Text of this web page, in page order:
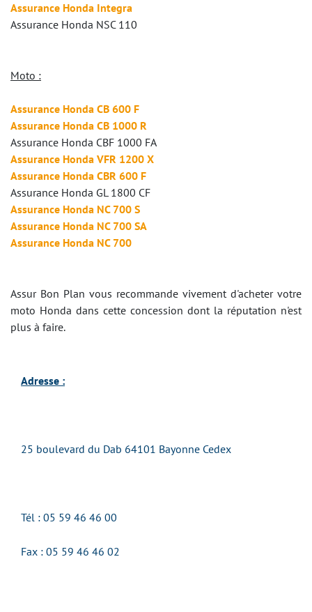
Assurance Honda Integra
Assurance Honda NSC 110
Moto :
Assurance Honda CB 600 F
Assurance Honda CB 1000 R
Assurance Honda CBF 1000 FA
Assurance Honda VFR 1200 X
Assurance Honda CBR 600 F
Assurance Honda GL 1800 CF
Assurance Honda NC 700 S
Assurance Honda NC 700 SA
Assurance Honda NC 700
Assur Bon Plan vous recommande vivement d'acheter votre
moto Honda dans cette concession dont la réputation n'est
plus à faire.
Adresse :
25 boulevard du Dab 64101 Bayonne Cedex
Tél : 05 59 46 46 00
Fax : 05 59 46 46 02